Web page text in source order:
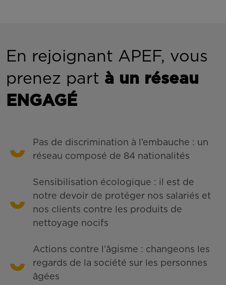
En rejoignant APEF, vous
prenez part à un réseau
ENGAGÉ
Pas de discrimination à l’embauche : un
réseau composé de 84 nationalités
Sensibilisation écologique : il est de
notre devoir de protéger nos salariés et
nos clients contre les produits de
nettoyage nocifs
Actions contre l’âgisme : changeons les
regards de la société sur les personnes
âgées